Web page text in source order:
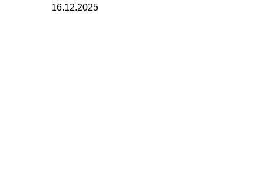
16.12.2025